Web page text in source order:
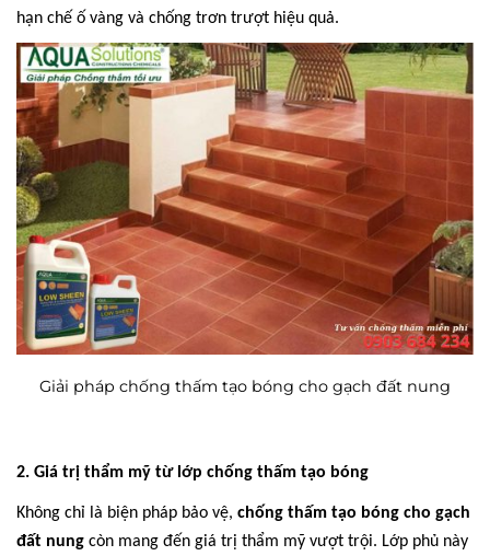
hạn chế ố vàng và chống trơn trượt hiệu quả.
Giải pháp chống thấm tạo bóng cho gạch đất nung
2. Giá trị thẩm mỹ từ lớp chống thấm tạo bóng
Không chỉ là biện pháp bảo vệ, chống thấm tạo bóng cho gạch
đất nung còn mang đến giá trị thẩm mỹ vượt trội. Lớp phủ này